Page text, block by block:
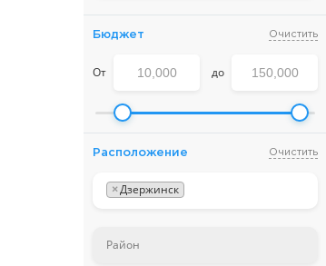
Бюджет Очистить
От до
Расположение Очистить
×Дзержинск